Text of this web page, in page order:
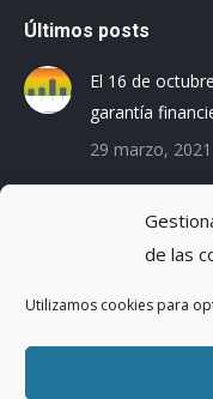
de las
Utilizamos cookies para
Últimos posts
El 16 de
garantía
29 marzo, 2021
de la Huella de
3 diciembre,
Reduciendo la
montaje de